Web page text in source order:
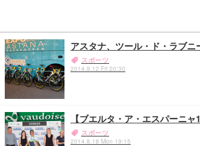
アスタナ、ツール・ド・ラブ
スポーツ
2014.9.12 Fri 20:30
【ブエルタ・ア・エスパーニ
スポーツ
2014.8.18 Mon 19:15